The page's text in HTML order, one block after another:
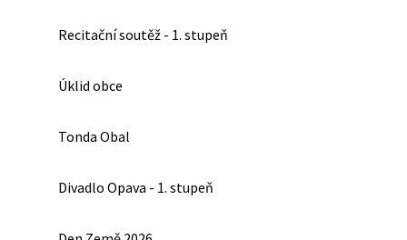
Recitační soutěž - 1. stupeň
Úklid obce
Tonda Obal
Divadlo Opava - 1. stupeň